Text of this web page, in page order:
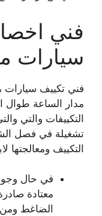
فني
سيارات
فني تكييف سيارات
مدار الساعة طوال
التكييفات والتي
تشغيلة في فصل
التكييف ومعالجتها
في حال
معتادة
الضاغط ومن